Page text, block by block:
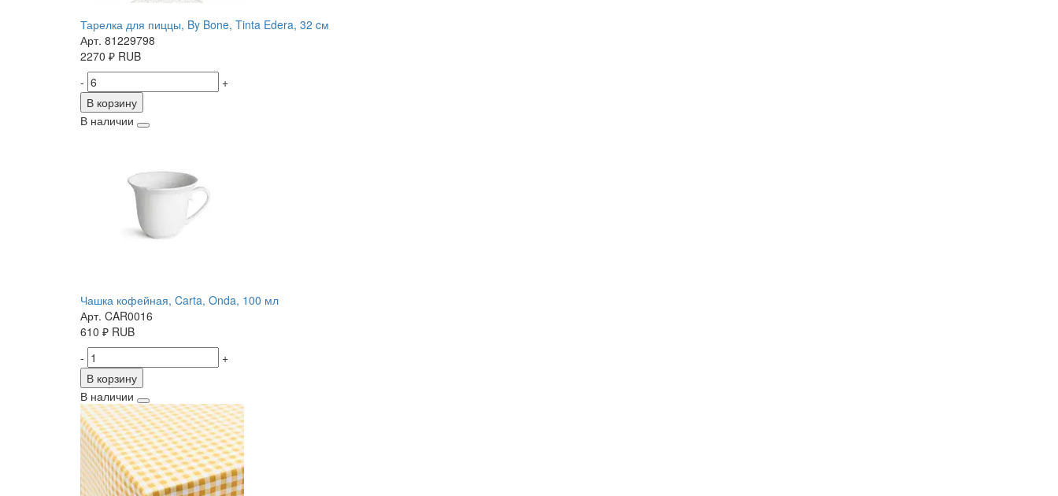
Тарелка для пиццы, By Bone, Tinta Edera, 32 cм
Арт. 81229798
2270 ₽ RUB
-
+
В корзину
В наличии
Чашка кофейная, Carta, Onda, 100 мл
Арт. CAR0016
610 ₽ RUB
-
+
В корзину
В наличии